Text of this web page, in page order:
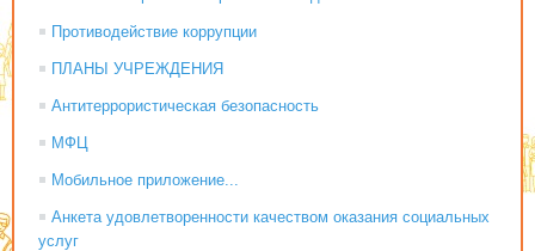
Противодействие коррупции
ПЛАНЫ УЧРЕЖДЕНИЯ
Антитеррористическая безопасность
МФЦ
Мобильное приложение...
Анкета удовлетворенности качеством оказания социальных
услуг